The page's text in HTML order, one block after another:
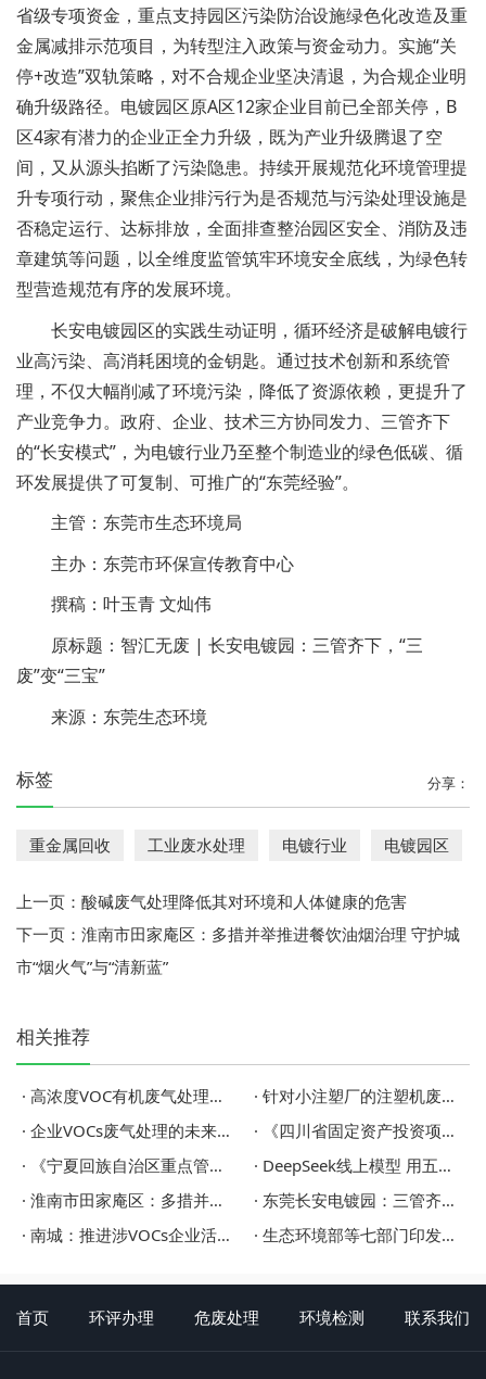
省级专项资金，重点支持园区污染防治设施绿色化改造及重
金属减排示范项目，为转型注入政策与资金动力。实施“关
停+改造”双轨策略，对不合规企业坚决清退，为合规企业明
确升级路径。电镀园区原A区12家企业目前已全部关停，B
区4家有潜力的企业正全力升级，既为产业升级腾退了空
间，又从源头掐断了污染隐患。持续开展规范化环境管理提
升专项行动，聚焦企业排污行为是否规范与污染处理设施是
否稳定运行、达标排放，全面排查整治园区安全、消防及违
章建筑等问题，以全维度监管筑牢环境安全底线，为绿色转
型营造规范有序的发展环境。
长安电镀园区的实践生动证明，循环经济是破解电镀行
业高污染、高消耗困境的金钥匙。通过技术创新和系统管
理，不仅大幅削减了环境污染，降低了资源依赖，更提升了
产业竞争力。政府、企业、技术三方协同发力、三管齐下
的“长安模式”，为电镀行业乃至整个制造业的绿色低碳、循
环发展提供了可复制、可推广的“东莞经验”。
主管：东莞市生态环境局
主办：东莞市环保宣传教育中心
撰稿：叶玉青 文灿伟
原标题：智汇无废 | 长安电镀园：三管齐下，“三
废”变“三宝”
来源：东莞生态环境
标签 分享：
重金属回收 工业废水处理 电镀行业 电镀园区
上一页： 酸碱废气处理降低其对环境和人体健康的危害
下一页： 淮南市田家庵区：多措并举推进餐饮油烟治理 守护城
市“烟火气”与“清新蓝”
相关推荐
· 高浓度VOC有机废气处理用什么环保设备？
· 针对小注塑厂的注塑机废气处理方案|东莞环保公司
· 企业VOCs废气处理​的未来趋势
· 《四川省固定资产投资项目节能审查和碳排放评价实施办法（征求意见稿）》公开征求意见
· 《宁夏回族自治区重点管控新污染物补充清单（2025年版）（征求意见稿）》公开征求意见建议
· DeepSeek线上模型 用五个关键词总结环保行业
· 淮南市田家庵区：多措并举推进餐饮油烟治理 守护城市“烟火气”与“清新蓝”
· 东莞长安电镀园：三管齐下，“三废”变“三宝”
· 南城：推进涉VOCs企业活性炭更换
· 生态环境部等七部门印发《美丽河湖保护与建设行动方案(2025—2027年)》
首页 环评办理 危废处理 环境检测 联系我们